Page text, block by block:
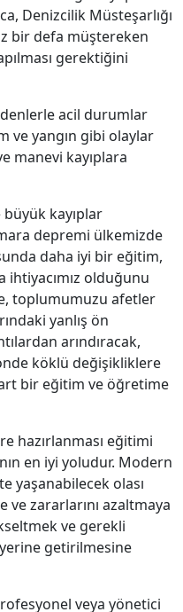
Denizcilik Müsteşarlığı
bir defa müştereken
gerektiğini
acil durumlar
ve yangın gibi olaylar
manevi kayıplara
büyük kayıplar
depremi ülkemizde
daha iyi bir eğitim,
ihtiyacımız olduğunu
toplumumuzu afetler
yanlış ön
arındıracak,
köklü değişikliklere
bir eğitim ve öğretime
hazırlanması eğitimi
en iyi yoludur. Modern
yaşanabilecek olası
zararlarını azaltmaya
ve gerekli
getirilmesine
veya yönetici